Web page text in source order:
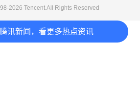
讯新闻，看更多热点资讯
2026 Tencent.All Rights Reserved